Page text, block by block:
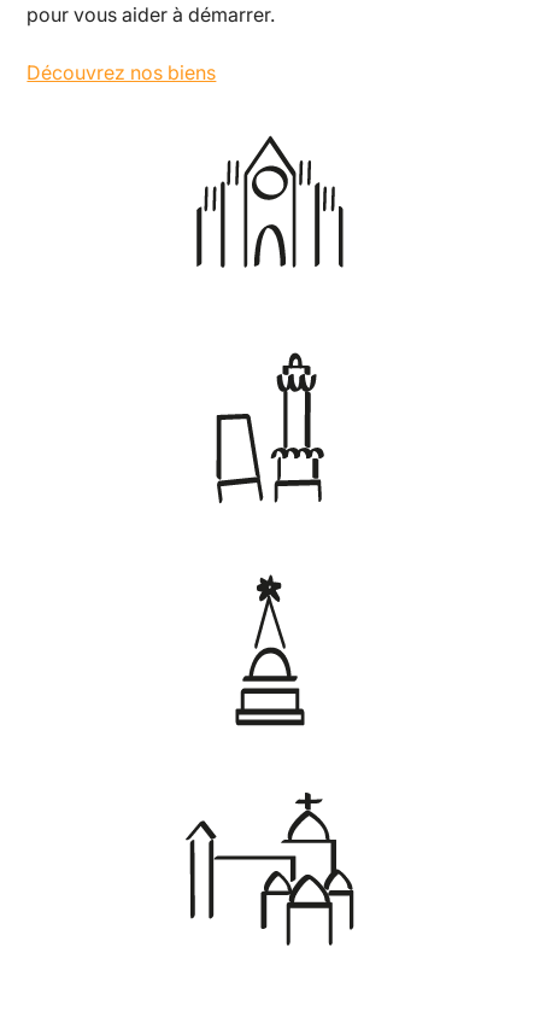
pour vous aider à démarrer.
Découvrez nos biens